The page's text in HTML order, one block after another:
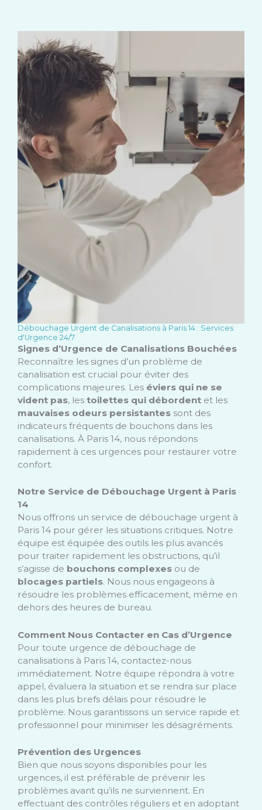
Débouchage Urgent de Canalisations à Paris 14 : Services
d'Urgence 24/7
Signes d’Urgence de Canalisations Bouchées
Reconnaître les signes d’un problème de
canalisation est crucial pour éviter des
complications majeures. Les éviers qui ne se
vident pas, les toilettes qui débordent et les
mauvaises odeurs persistantes sont des
indicateurs fréquents de bouchons dans les
canalisations. À Paris 14, nous répondons
rapidement à ces urgences pour restaurer votre
confort.
Notre Service de Débouchage Urgent à Paris
14
Nous offrons un service de débouchage urgent à
Paris 14 pour gérer les situations critiques. Notre
équipe est équipée des outils les plus avancés
pour traiter rapidement les obstructions, qu’il
s’agisse de bouchons complexes ou de
blocages partiels. Nous nous engageons à
résoudre les problèmes efficacement, même en
dehors des heures de bureau.
Comment Nous Contacter en Cas d’Urgence
Pour toute urgence de débouchage de
canalisations à Paris 14, contactez-nous
immédiatement. Notre équipe répondra à votre
appel, évaluera la situation et se rendra sur place
dans les plus brefs délais pour résoudre le
problème. Nous garantissons un service rapide et
professionnel pour minimiser les désagréments.
Prévention des Urgences
Bien que nous soyons disponibles pour les
urgences, il est préférable de prévenir les
problèmes avant qu’ils ne surviennent. En
effectuant des contrôles réguliers et en adoptant